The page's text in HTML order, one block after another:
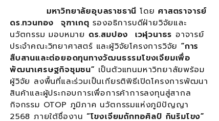
มหาวิทยาลัยอุบลราชธานีโดย ศาสตราจารย์
ดร.ทวนทอง จุฑาเกตุ รองอธิการบดีฝ่ายวิจัยและ
นวัตกรรม มอบหมาย ดร.สมปอง เวฬุวนาธร อาจารย์
ประจำคณะวิทยาศาสตร์ และผู้วิจัยโครงการวิจัย“การ
สืบสานและต่อยอดทุนทางวัฒนธรรมโขงเจียมเพื่อ
พัฒนาเศรษฐกิจชุมชน” เป็นตัวแทนมหาวิทยาลัยพร้อม
ผู้วิจัย ลงพื้นที่และร่วมเป็นเกียรติพิธีเปิดโครงการพัฒนา
สินค้าและผู้ประกอบการเพื่อการค้าการลงทุนสู่สากล
กิจกรรม OTOP ภูมิภาค นวัตกรรมแห่งภูมิปัญญา
2568 ภายใต้ชื่องาน “โขงเจียมถักทอศิลป์ กินริมโขง”